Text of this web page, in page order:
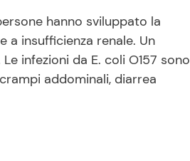
hanno sviluppato la
insufficienza renale. Un
infezioni da E. coli O157 sono
addominali, diarrea